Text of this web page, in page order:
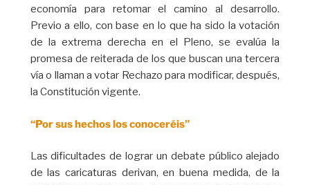
economía para retomar el camino al desarrollo.
Previo a ello, con base en lo que ha sido la votación
de la extrema derecha en el Pleno, se evalúa la
promesa de reiterada de los que buscan una tercera
vía o llaman a votar Rechazo para modificar, después,
la Constitución vigente.
“Por sus hechos los conoceréis”
Las dificultades de lograr un debate público alejado
de las caricaturas derivan, en buena medida, de la